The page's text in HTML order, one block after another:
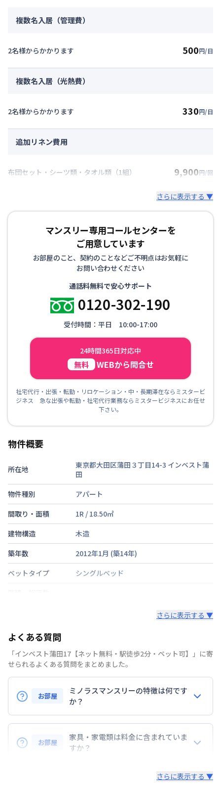
複数名入居（管理費）
2名様からかかります 500円/日
複数名入居（光熱費）
2名様からかかります 330円/日
追加リネン費用
布団セット・シーツ類・タオル類（1組） 9,900円/回
さらに表示する ▼
マンスリー専用コールセンターを
ご用意しています
お部屋のこと、契約のことなどご不明点はお気軽に
お問い合わせください
通話料無料で安心サポート
0120-302-190
受付時間：平日 10:00-17:00
24時間365日対応中
無料 WEBから問合せ
社宅代行・出張・転勤・リロケーション・中・長期滞在ならミスタービ
ジネス 急な出張や転勤・社宅代行業務ならミスタービジネスにお任せ
下さい。
物件概要
所在地 東京都大田区蒲田３丁目14-3 インベスト蒲
田
物件種別
アパート
間取り・面積
1R / 18.50㎡
建物構造
木造
築年数
2012年1月 (築14年)
ベットタイプ
シングルベッド
部屋の向き
禁煙・喫煙
禁煙
交通
京浜東北・根岸線蒲田駅徒歩8分
次回更新日
情報更新日より14日以内
さらに表示する ▼
よくある質問
「インベスト蒲田17【ネット無料・駅徒歩2分・ペット可】」に寄
せられるよくある質問をまとめました。
お部屋
ミノラスマンスリーの特徴は何です
か？
『敷金』『礼金』などの初期費用は無し！
コスト削減に◎
・24時間安心のコールセンターサポートをご用意し
お部屋
家具・家電類は料金に含まれていま
すか？
すべて取り揃えています！さらに表示する ▼